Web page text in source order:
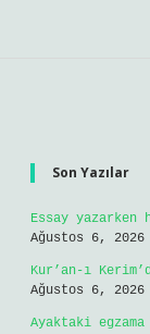
Son Yazılar
Essay
Ağustos 6, 2026
Kur’an-ı
Ağustos 6, 2026
Ayaktaki